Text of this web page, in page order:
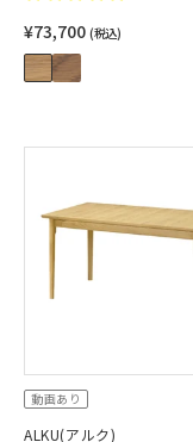
¥73,700 (税込)
動画あり
ALKU(アルク)